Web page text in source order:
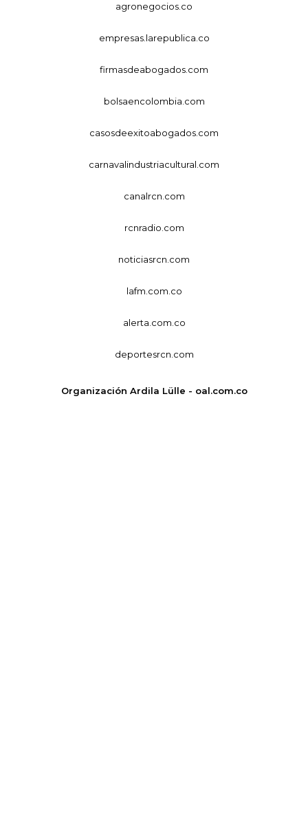
agronegocios.co
empresas.larepublica.co
firmasdeabogados.com
bolsaencolombia.com
casosdeexitoabogados.com
carnavalindustriacultural.com
canalrcn.com
rcnradio.com
noticiasrcn.com
lafm.com.co
alerta.com.co
deportesrcn.com
Organización Ardila Lülle - oal.com.co